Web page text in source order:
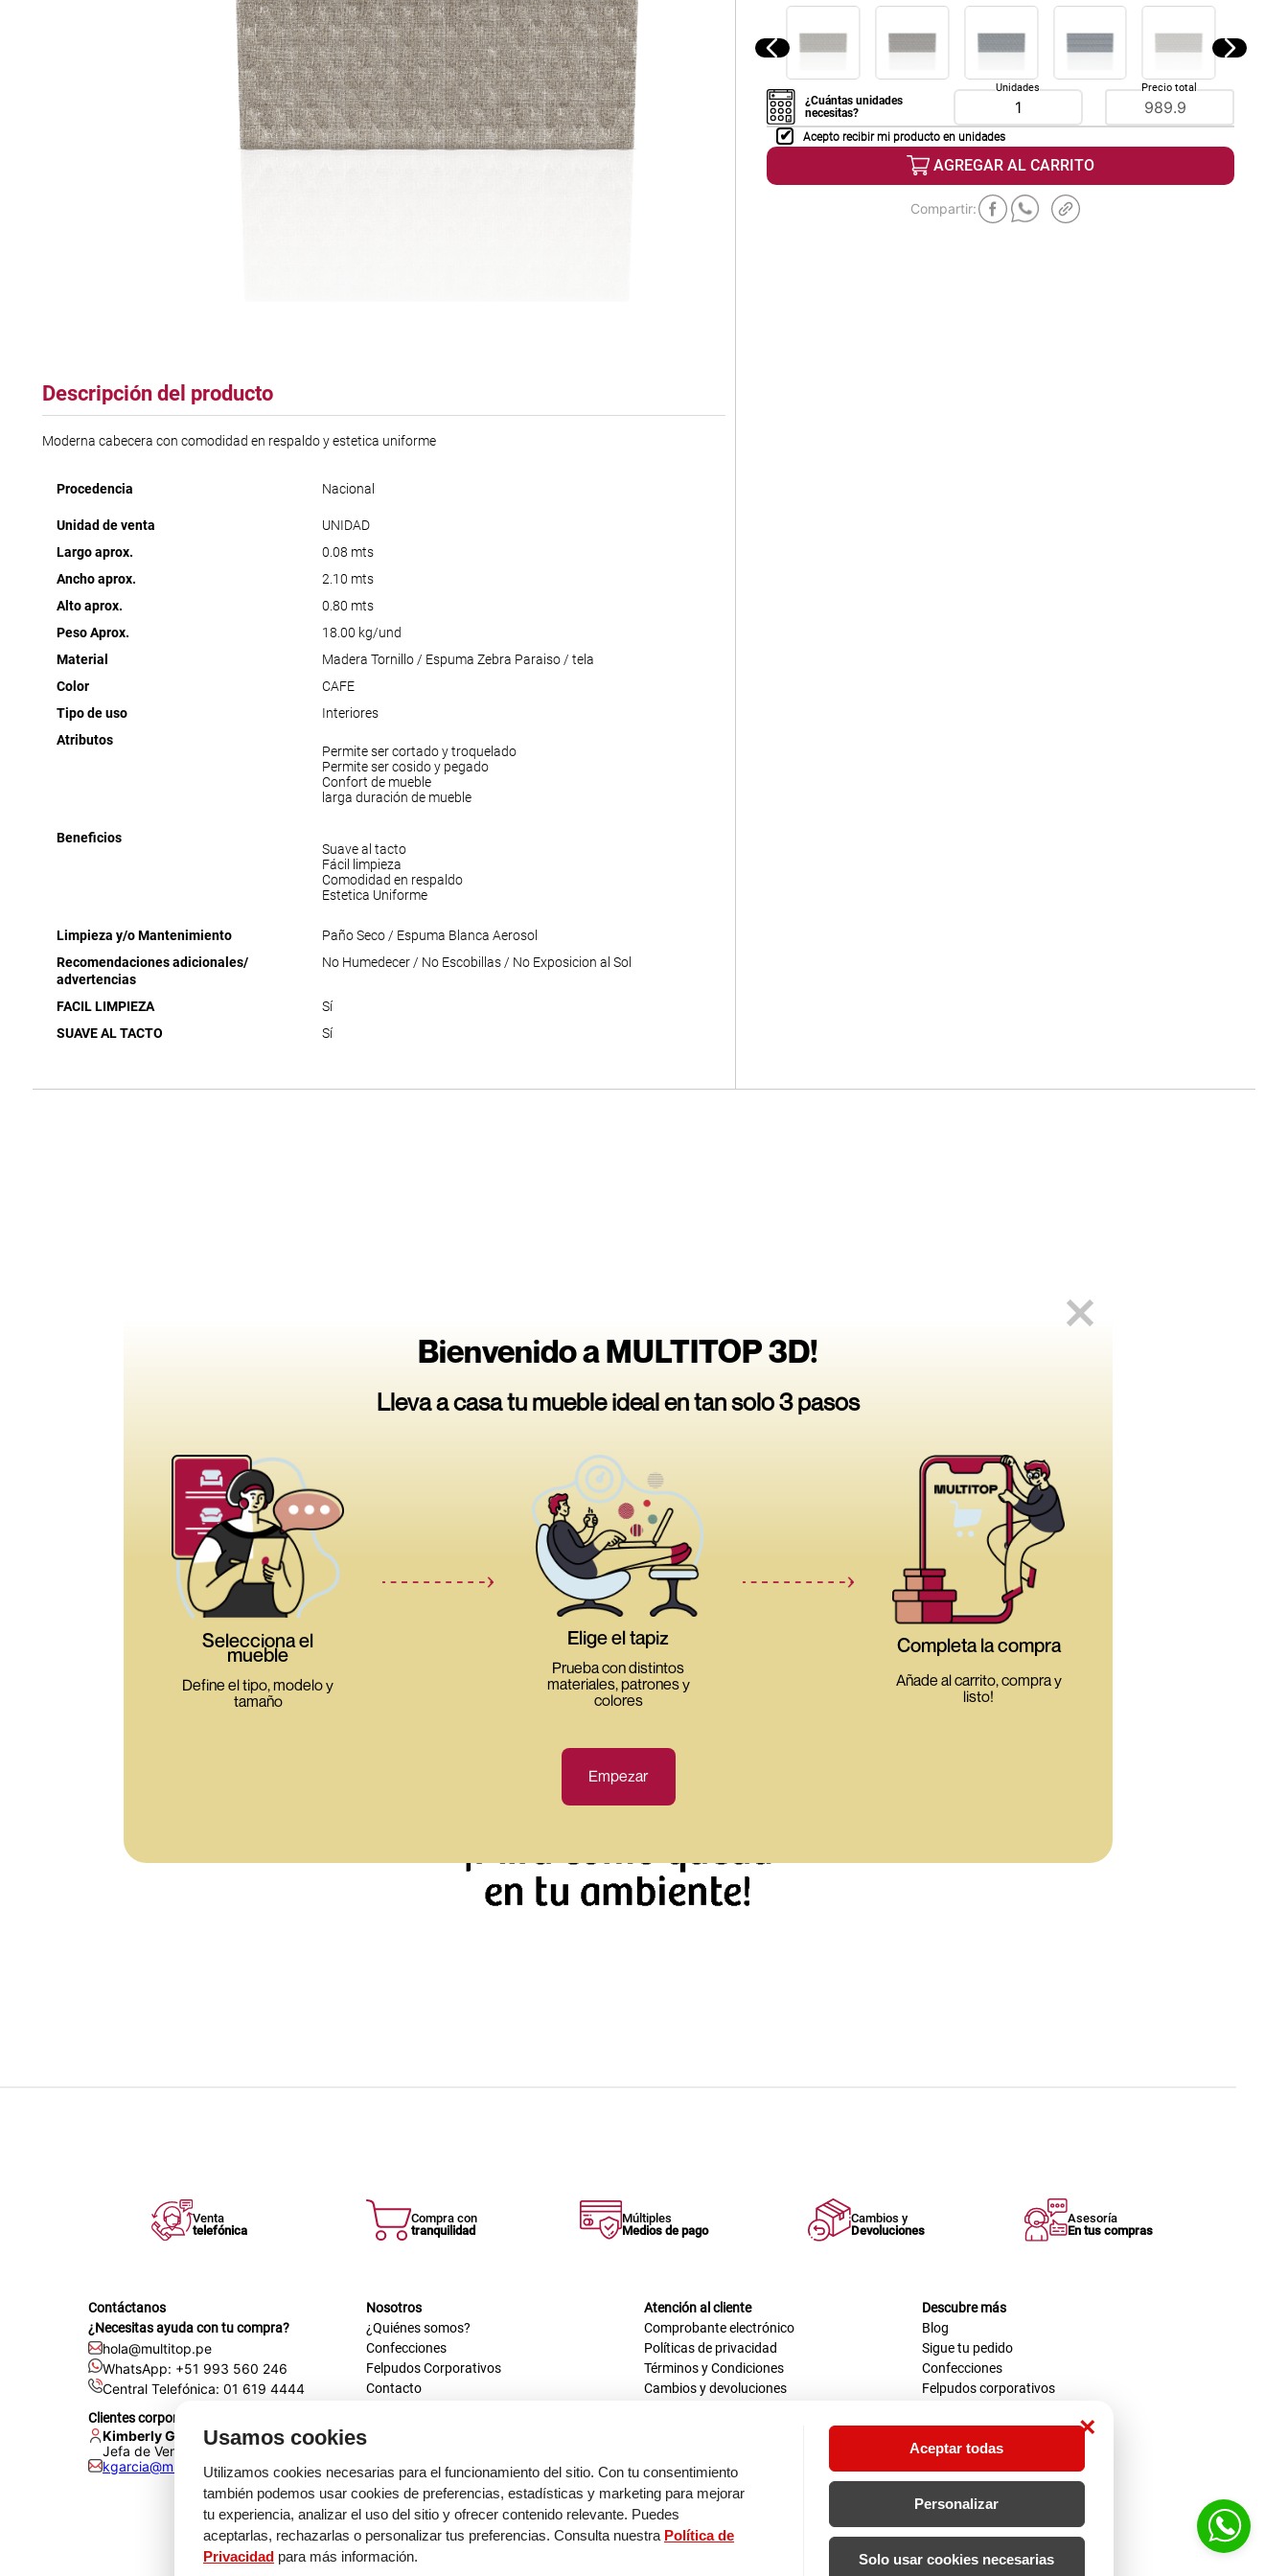
×
Usamos cookies
Utilizamos cookies necesarias para el funcionamiento del sitio. Con tu consentimiento
también podemos usar cookies de preferencias, estadísticas y marketing para mejorar
tu experiencia, analizar el uso del sitio y ofrecer contenido relevante. Puedes
aceptarlas, rechazarlas o personalizar tus preferencias. Consulta nuestra Política de
Privacidad para más información.
Aceptar todas
Personalizar
Solo usar cookies necesarias
Descripción del producto
Moderna cabecera con comodidad en respaldo y estetica uniforme
Procedencia Nacional
Unidad de venta
UNIDAD
Largo aprox.
0.08 mts
Ancho aprox.
2.10 mts
Alto aprox.
0.80 mts
Peso Aprox.
18.00 kg/und
Material
Madera Tornillo / Espuma Zebra Paraiso / tela
Color
CAFE
Tipo de uso
Interiores
Atributos
Permite ser cortado y troquelado
Permite ser cosido y pegado
Confort de mueble
larga duración de mueble
Beneficios
Suave al tacto
Fácil limpieza
Comodidad en respaldo
Estetica Uniforme
Limpieza y/o Mantenimiento
Paño Seco / Espuma Blanca Aerosol
Recomendaciones adicionales/
advertencias
No Humedecer / No Escobillas / No Exposicion al Sol
FACIL LIMPIEZA
Sí
SUAVE AL TACTO
Sí
¿Cuántas unidades
necesitas?
Unidades Precio total
Acepto recibir mi producto en unidades
AGREGAR AL CARRITO
Venta
telefónica
Compra con
tranquilidad
Múltiples
Medios de pago
Cambios y
Devoluciones
Asesoría
En tus compras
Contáctanos
¿Necesitas ayuda con tu compra?
hola@multitop.pe
WhatsApp: +51 993 560 246
Central Telefónica: 01 619 4444
Clientes corporativos
Kimberly Garcia
Jefa de Ventas Empresas
kgarcia@multitop.pe
Nosotros
¿Quiénes somos?
Confecciones
Felpudos Corporativos
Contacto
Tienda física
Av. Iquitos 670 - 699, La Victoria
L-S: 8:00 a.m. - 6:30 p.m.
Feriados: 9:00 a.m. - 5:00 p.m.
Atención al cliente
Comprobante electrónico
Políticas de privacidad
Términos y Condiciones
Cambios y devoluciones
Descubre más
Blog
Sigue tu pedido
Confecciones
Felpudos corporativos
tapete